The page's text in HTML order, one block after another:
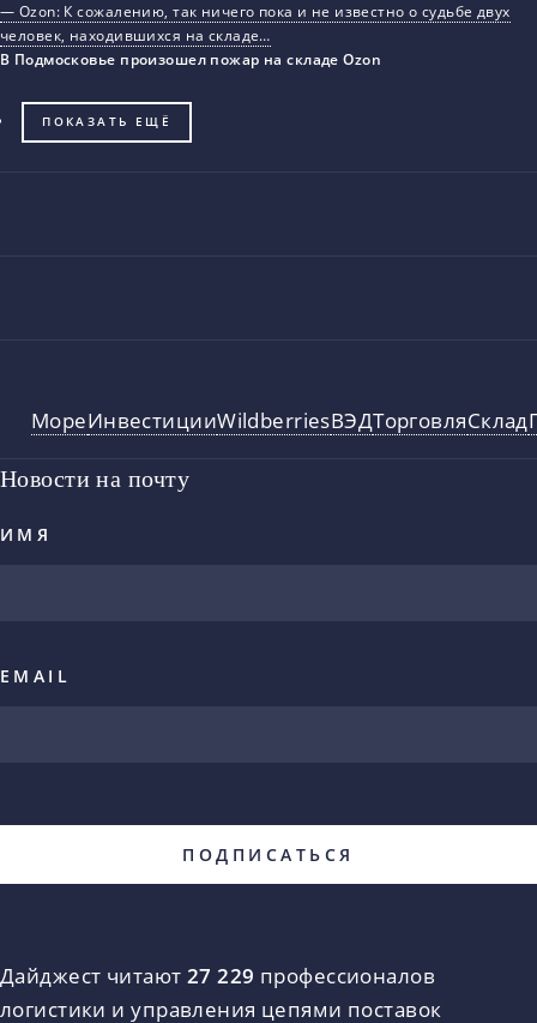
— Ozon: К сожалению, так ничего пока и не известно о судьбе двух
человек, находившихся на складе…
В Подмосковье произошел пожар на складе Ozon
ПОКАЗАТЬ ЕЩЁ
МореИнвестицииWildberriesВЭДТорговляСклад
Новости на почту
ИМЯ
EMAIL
Дайджест читают 27 229 профессионалов
логистики и управления цепями поставок